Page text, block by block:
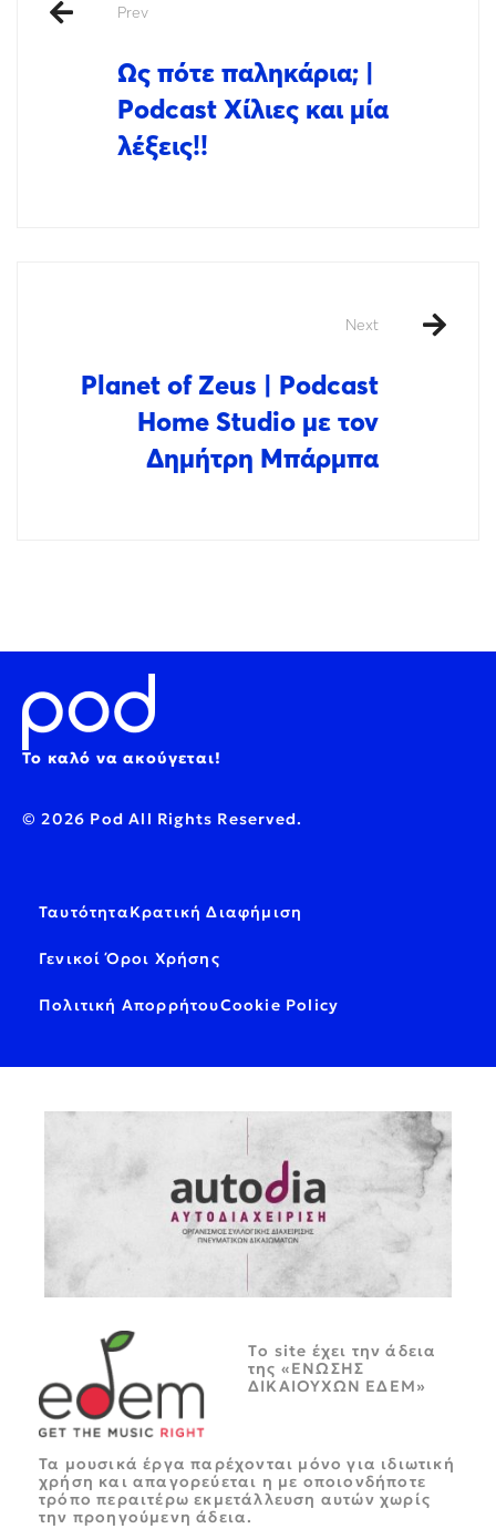
Prev
Ως πότε παληκάρια; |
Podcast Χίλιες και μία
λέξεις!!
Next
Planet of Zeus | Podcast
Home Studio με τον
Δημήτρη Μπάρμπα
Το καλό να ακούγεται!
© 2026 Pod All Rights Reserved.
ΤαυτότηταΚρατική Διαφήμιση
Γενικοί Όροι Χρήσης
Πολιτική ΑπορρήτουCookie Policy
Tο site έχει την άδεια
της «ΕΝΩΣΗΣ
ΔΙΚΑΙΟΥΧΩΝ ΕΔΕΜ»
Τα μουσικά έργα παρέχονται μόνο για ιδιωτική
χρήση και απαγορεύεται η με οποιονδήποτε
τρόπο περαιτέρω εκμετάλλευση αυτών χωρίς
την προηγούμενη άδεια.